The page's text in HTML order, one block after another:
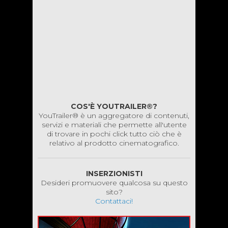
COS'È YOUTRAILER®?
YouTrailer® è un aggregatore di contenuti,
servizi e materiali che permette all'utente
di trovare in pochi click tutto ciò che è
relativo al prodotto cinematografico.
INSERZIONISTI
Desideri promuovere qualcosa su questo
sito?
Contattaci!